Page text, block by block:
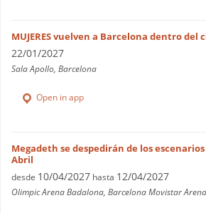
MUJERES vuelven a Barcelona dentro del
22/01/2027
Sala Apollo, Barcelona
Open in app
Megadeth se despedirán de los
Abril
desde 10/04/2027 hasta 12/04/2027
Olimpic Arena Badalona, Barcelona Movistar